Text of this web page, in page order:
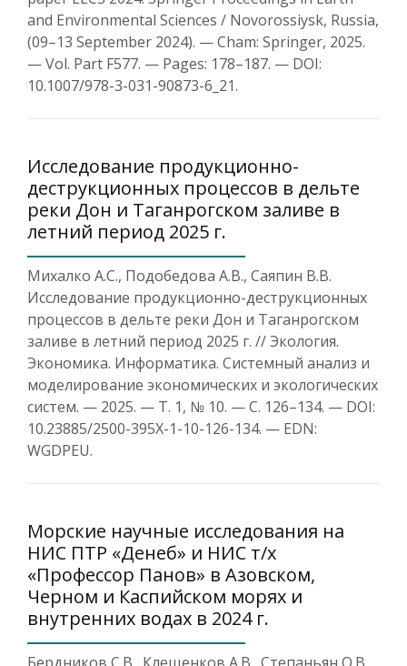
and Environmental Sciences / Novorossiysk, Russia,
(09–13 September 2024). — Cham: Springer, 2025.
— Vol. Part F577. — Pages: 178–187. — DOI:
10.1007/978-3-031-90873-6_21.
Исследование продукционно-
деструкционных процессов в дельте
реки Дон и Таганрогском заливе в
летний период 2025 г.
Михалко А.С., Подобедова А.В., Саяпин В.В.
Исследование продукционно-деструкционных
процессов в дельте реки Дон и Таганрогском
заливе в летний период 2025 г. // Экология.
Экономика. Информатика. Системный анализ и
моделирование экономических и экологических
систем. — 2025. — Т. 1, № 10. — С. 126–134. — DOI:
10.23885/2500-395X-1-10-126-134. — EDN:
WGDPEU.
Морские научные исследования на
НИС ПТР «Денеб» и НИС т/х
«Профессор Панов» в Азовском,
Черном и Каспийском морях и
внутренних водах в 2024 г.